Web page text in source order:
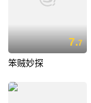
7.7
笨贼妙探